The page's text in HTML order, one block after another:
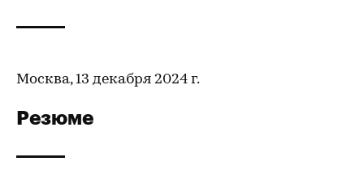
Москва, 13 декабря 2024 г.
Резюме